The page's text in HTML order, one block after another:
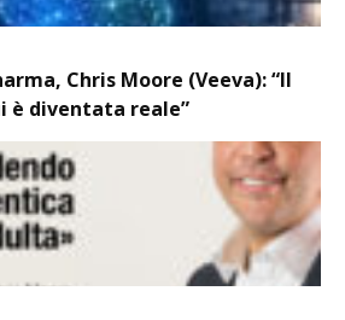
Chris Moore (Veeva): “Il
è diventata reale”